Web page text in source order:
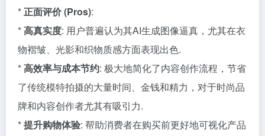
*正面评价 (Pros):
*高真实度: 用户普遍认为其AI生成图像逼真，尤其在衣
物褶皱、光影和织物质感方面表现出色.
*高效率与成本节约: 极大地简化了内容创作流程，节省
了传统模特拍摄的大量时间、金钱和精力，对于时尚品
牌和内容创作者尤其有吸引力.
*提升购物体验: 帮助消费者在购买前更好地可视化产品